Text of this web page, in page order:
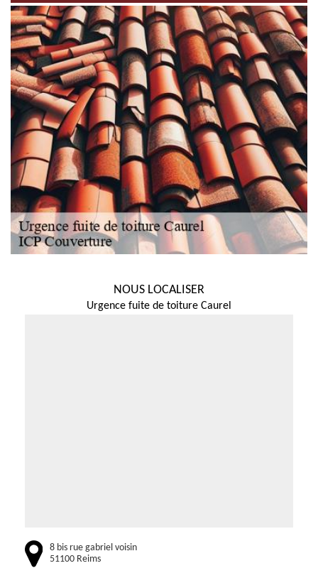
NOUS LOCALISER
Urgence fuite de toiture Caurel
8 bis rue gabriel voisin
51100 Reims